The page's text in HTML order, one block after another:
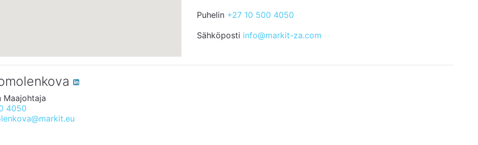
Puhelin +27 10 500 4050
Sähköposti info@markit-za.com
Maajohtaja
4050